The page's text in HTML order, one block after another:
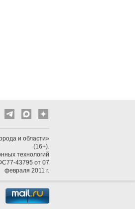
и области»
(16+).
технологий
43795 от 07
февраля 2011 г.